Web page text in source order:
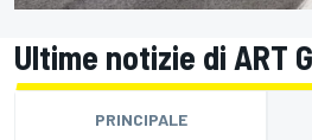
Ultime notizie di ART
PRINCIPALE